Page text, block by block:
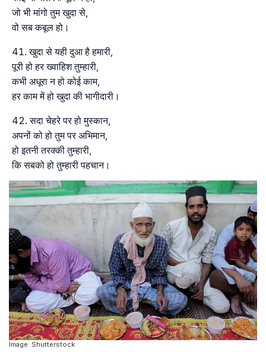
जो भी मांगो तुम खुदा से,
वो सब कबूल हो।
खुदा से यही दुआ है हमारी,
पूरी हो हर ख्वाहिश तुम्हारी,
कभी अधूरा न हो कोई काम,
हर काम में हो खुदा की भागीदारी।
सदा चेहरे पर हो मुस्कान,
अपनों को हो तुम पर अभिमान,
हो इतनी तरक्की तुम्हारी,
कि सबको हो तुम्हारी पहचान।
Image: Shutterstock